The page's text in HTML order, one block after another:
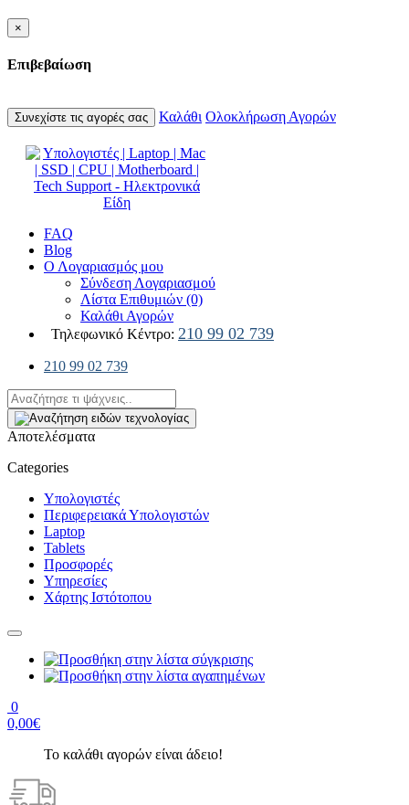
×
Επιβεβαίωση
Συνεχίστε τις αγορές σας Καλάθι Ολοκλήρωση Αγορών
FAQ
Blog
Ο Λογαριασμός μου
Σύνδεση Λογαριασμού
Λίστα Επιθυμιών (0)
Καλάθι Αγορών
Τηλεφωνικό Κέντρο: 210 99 02 739
210 99 02 739
Αποτελέσματα
Categories
Υπολογιστές
Περιφερειακά Υπολογιστών
Laptop
Tablets
Προσφορές
Υπηρεσίες
Χάρτης Ιστότοπου
0
0,00€
Το καλάθι αγορών είναι άδειο!